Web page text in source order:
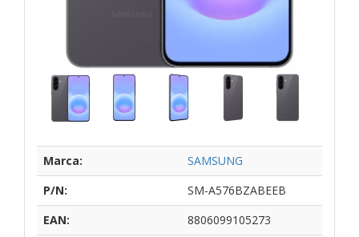
Marca:
SAMSUNG
P/N:
SM-A576BZABEEB
EAN:
8806099105273